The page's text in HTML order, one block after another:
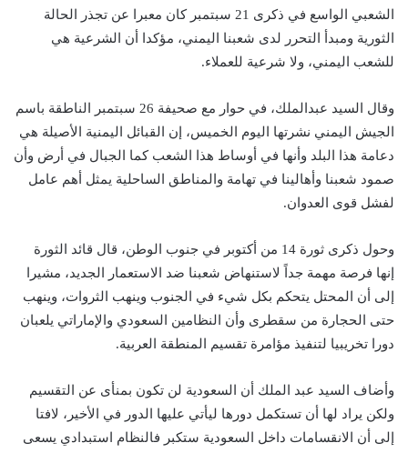
الشعبي الواسع في ذكرى 21 سبتمبر كان معبرا عن تجذر الحالة
الثورية ومبدأ التحرر لدى شعبنا اليمني، مؤكدا أن الشرعية هي
للشعب اليمني، ولا شرعية للعملاء.
وقال السيد عبدالملك، في حوار مع صحيفة 26 سبتمبر الناطقة باسم
الجيش اليمني نشرتها اليوم الخميس، إن القبائل اليمنية الأصيلة هي
دعامة هذا البلد وأنها في أوساط هذا الشعب كما الجبال في أرض وأن
صمود شعبنا وأهالينا في تهامة والمناطق الساحلية يمثل أهم عامل
لفشل قوى العدوان.
وحول ذكرى ثورة 14 من أكتوبر في جنوب الوطن، قال قائد الثورة
إنها فرصة مهمة جداً لاستنهاض شعبنا ضد الاستعمار الجديد، مشيرا
إلى أن المحتل يتحكم بكل شيء في الجنوب وينهب الثروات، وينهب
حتى الحجارة من سقطرى وأن النظامين السعودي والإماراتي يلعبان
دورا تخريبيا لتنفيذ مؤامرة تقسيم المنطقة العربية.
وأضاف السيد عبد الملك أن السعودية لن تكون بمنأى عن التقسيم
ولكن يراد لها أن تستكمل دورها ليأتي عليها الدور في الأخير، لافتا
إلى أن الانقسامات داخل السعودية ستكبر فالنظام استبدادي يسعى